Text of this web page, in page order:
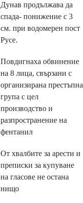
Дунав продължава да
спада- понижение с 3
см. при водомерен пост
Русе.
Повдигнаха обвинение
на 8 лица, свързани с
организирана престъпна
група с цел
производство и
разпространение на
фентанил
От хвалбите за арести и
преписки за купуване
на гласове не остана
нищо